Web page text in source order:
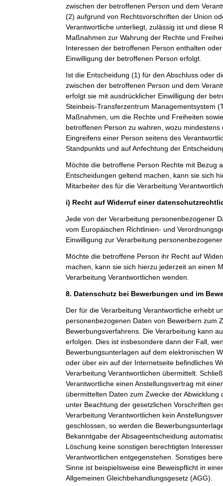
zwischen der betroffenen Person und dem
(2) aufgrund von Rechtsvorschriften der Union
Verantwortliche unterliegt, zulässig ist und diese
Maßnahmen zur Wahrung der Rechte und
Interessen der betroffenen Person enthalten
Einwilligung der betroffenen Person erfolgt.
Ist die Entscheidung (1) für den Abschluss oder
zwischen der betroffenen Person und dem
erfolgt sie mit ausdrücklicher Einwilligung der
Steinbeis-Transferzentrum Managementsystem
Maßnahmen, um die Rechte und Freiheiten
betroffenen Person zu wahren, wozu
Eingreifens einer Person seitens des
Standpunkts und auf Anfechtung der
Möchte die betroffene Person Rechte mit Bezug
Entscheidungen geltend machen, kann sie sich
Mitarbeiter des für die Verarbeitung
i) Recht auf Widerruf einer
Jede von der Verarbeitung personenbezogener
vom Europäischen Richtlinien- und
Einwilligung zur Verarbeitung
Möchte die betroffene Person ihr Recht auf
machen, kann sie sich hierzu jederzeit an einen
Verarbeitung Verantwortlichen wenden.
8. Datenschutz bei Bewerbungen und im
Der für die Verarbeitung Verantwortliche erhebt
personenbezogenen Daten von Bewerbern zum
Bewerbungsverfahrens. Die Verarbeitung kann
erfolgen. Dies ist insbesondere dann der Fall,
Bewerbungsunterlagen auf dem elektronischen
oder über ein auf der Internetseite befindliches
Verarbeitung Verantwortlichen übermittelt.
Verantwortliche einen Anstellungsvertrag mit
übermittelten Daten zum Zwecke der Abwicklung
unter Beachtung der gesetzlichen Vorschriften
Verarbeitung Verantwortlichen kein
geschlossen, so werden die
Bekanntgabe der Absageentscheidung
Löschung keine sonstigen berechtigten
Verantwortlichen entgegenstehen. Sonstiges
Sinne ist beispielsweise eine Beweispflicht in
Allgemeinen Gleichbehandlungsgesetz (AGG).